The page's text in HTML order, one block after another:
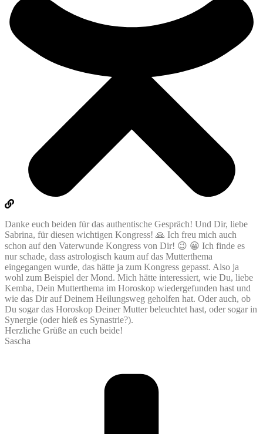
Danke euch beiden für das authentische Gespräch! Und Dir, liebe
Sabrina, für diesen wichtigen Kongress! 🙏 Ich freu mich auch
schon auf den Vaterwunde Kongress von Dir! 😉 😀 Ich finde es
nur schade, dass astrologisch kaum auf das Mutterthema
eingegangen wurde, das hätte ja zum Kongress gepasst. Also ja
wohl zum Beispiel der Mond. Mich hätte interessiert, wie Du, liebe
Kemba, Dein Mutterthema im Horoskop wiedergefunden hast und
wie das Dir auf Deinem Heilungsweg geholfen hat. Oder auch, ob
Du sogar das Horoskop Deiner Mutter beleuchtet hast, oder sogar in
Synergie (oder hieß es Synastrie?).
Herzliche Grüße an euch beide!
Sascha